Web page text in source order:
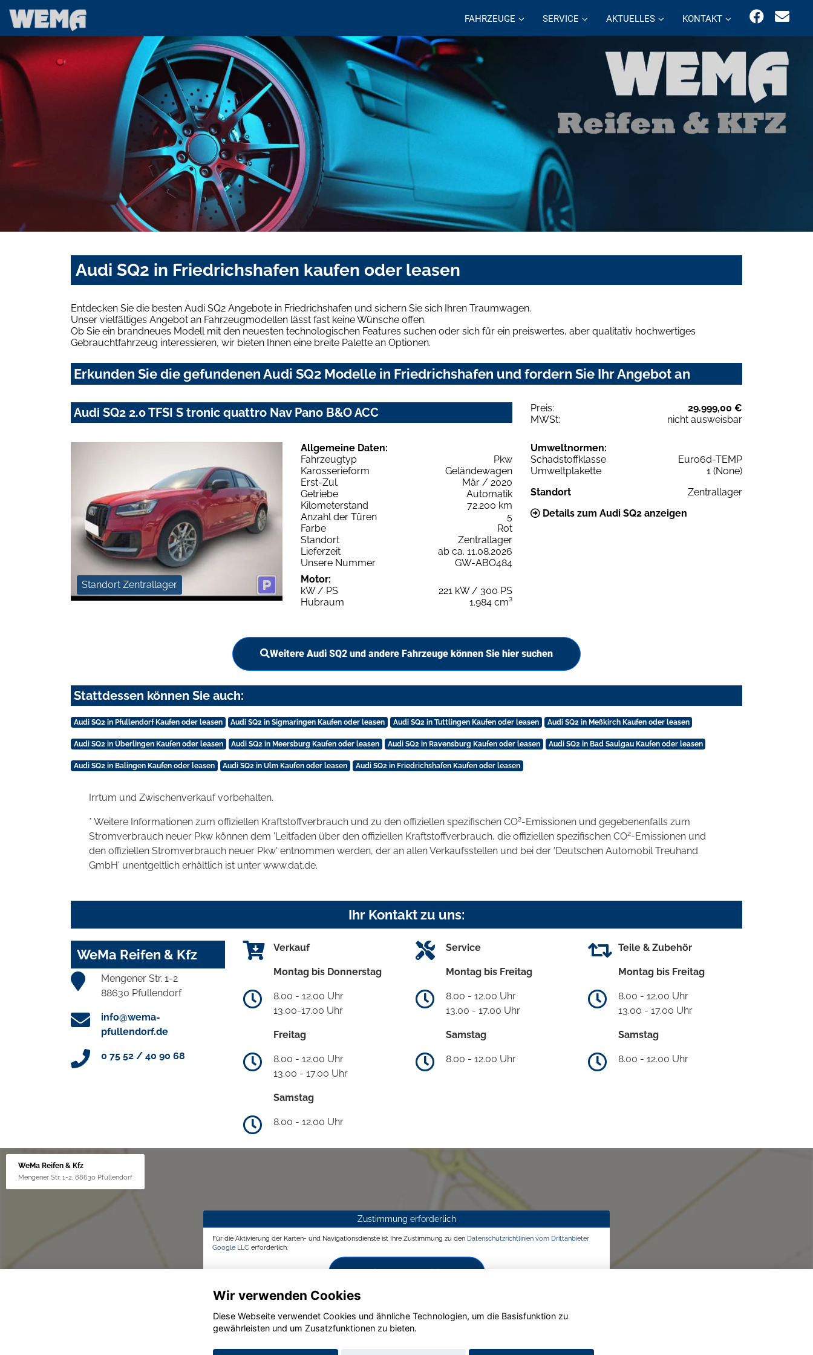
FAHRZEUGE SERVICE AKTUELLES KONTAKT
Audi SQ2 in Friedrichshafen kaufen oder leasen
Entdecken Sie die besten Audi SQ2 Angebote in Friedrichshafen und sichern Sie sich Ihren Traumwagen.
Unser vielfältiges Angebot an Fahrzeugmodellen lässt fast keine Wünsche offen.
Ob Sie ein brandneues Modell mit den neuesten technologischen Features suchen oder sich für ein preiswertes, aber qualitativ hochwertiges
Gebrauchtfahrzeug interessieren, wir bieten Ihnen eine breite Palette an Optionen.
Erkunden Sie die gefundenen Audi SQ2 Modelle in Friedrichshafen und fordern Sie Ihr Angebot an
Audi SQ2 2.0 TFSI S tronic quattro Nav Pano B&O ACC Preis:
29.999,00 €
MWSt:
nicht ausweisbar
Standort Zentrallager
Allgemeine Daten:
Fahrzeugtyp
Pkw
Karosserieform
Geländewagen
Erst-Zul.
Mär / 2020
Getriebe
Automatik
Kilometerstand
72.200 km
Anzahl der Türen
5
Farbe
Rot
Standort
Zentrallager
Lieferzeit
ab ca. 11.08.2026
Unsere Nummer
GW-ABO484
Motor:
kW / PS
221 kW / 300 PS
Hubraum
1.984 cm³
Umweltnormen:
Schadstoffklasse
Euro6d-TEMP
Umweltplakette
1 (None)
Standort
Zentrallager
Details zum Audi SQ2 anzeigen
Weitere Audi SQ2 und andere Fahrzeuge können Sie hier suchen
Stattdessen können Sie auch:
Audi SQ2 in Pfullendorf Kaufen oder leasen Audi SQ2 in Sigmaringen Kaufen oder leasen Audi SQ2 in Tuttlingen Kaufen oder leasen Audi SQ2 in Meßkirch Kaufen oder leasen
Audi SQ2 in Überlingen Kaufen oder leasen Audi SQ2 in Meersburg Kaufen oder leasen Audi SQ2 in Ravensburg Kaufen oder leasen Audi SQ2 in Bad Saulgau Kaufen oder leasen
Audi SQ2 in Balingen Kaufen oder leasen Audi SQ2 in Ulm Kaufen oder leasen Audi SQ2 in Friedrichshafen Kaufen oder leasen
Irrtum und Zwischenverkauf vorbehalten.
* Weitere Informationen zum offiziellen Kraftstoffverbrauch und zu den offiziellen spezifischen CO2-Emissionen und gegebenenfalls zum
Stromverbrauch neuer Pkw können dem 'Leitfaden über den offiziellen Kraftstoffverbrauch, die offiziellen spezifischen CO2-Emissionen und
den offiziellen Stromverbrauch neuer Pkw' entnommen werden, der an allen Verkaufsstellen und bei der 'Deutschen Automobil Treuhand
GmbH' unentgeltlich erhältlich ist unter www.dat.de.
Ihr Kontakt zu uns:
WeMa Reifen & Kfz
Mengener Str. 1-2
88630 Pfullendorf
info@wema-
pfullendorf.de
0 75 52 / 40 90 68
Verkauf
Montag bis Donnerstag
8.00 - 12.00 Uhr
13.00-17.00 Uhr
Freitag
8.00 - 12.00 Uhr
13.00 - 17.00 Uhr
Samstag
8.00 - 12.00 Uhr
Service
Montag bis Freitag
8.00 - 12.00 Uhr
13.00 - 17.00 Uhr
Samstag
8.00 - 12.00 Uhr
Teile & Zubehör
Montag bis Freitag
8.00 - 12.00 Uhr
13.00 - 17.00 Uhr
Samstag
8.00 - 12.00 Uhr
WeMa Reifen & Kfz
Mengener Str. 1-2, 88630 Pfullendorf
Zustimmung erforderlich
Für die Aktivierung der Karten- und Navigationsdienste ist Ihre Zustimmung zu den Datenschutzrichtlinien vom Drittanbieter
Google LLC erforderlich.
Zustimmen und aktivieren
Wir verwenden Cookies
Diese Webseite verwendet Cookies und ähnliche Technologien, um die Basisfunktion zu
gewährleisten und um Zusatzfunktionen zu bieten.